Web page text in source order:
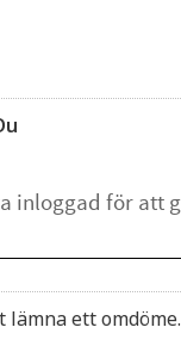
ett omdöme.